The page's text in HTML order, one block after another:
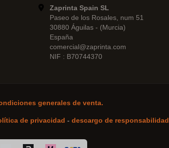
Zaprinta Spain SL
Paseo de los Rosales, num 51
30880 Águilas - (Murcia)
España
comercial@zaprinta.com
NIF : B70744370
generales de venta.
de privacidad - descargo de responsabilidad